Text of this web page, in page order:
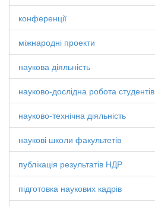
конференції
міжнародні проекти
наукова діяльність
науково-дослідна робота студентів
науково-технічна діяльність
наукові школи факультетів
публікація результатів НДР
підготовка наукових кадрів